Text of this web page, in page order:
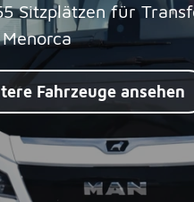
Sitzplätzen für
Fahrzeuge ansehen